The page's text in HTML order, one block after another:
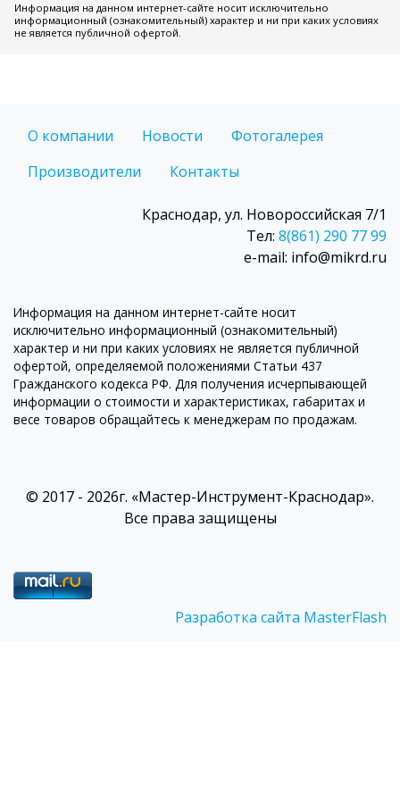
Информация на данном интернет-сайте носит исключительно
информационный (ознакомительный) характер и ни при каких условиях
не является публичной офертой.
О компании Новости
Фотогалерея
Производители
Контакты
Краснодар, ул. Новороссийская 7/1
Тел: 8(861) 290 77 99
e-mail: info@mikrd.ru
Информация на данном интернет-сайте носит
исключительно информационный (ознакомительный)
характер и ни при каких условиях не является публичной
офертой, определяемой положениями Статьи 437
Гражданского кодекса РФ. Для получения исчерпывающей
информации о стоимости и характеристиках, габаритах и
весе товаров обращайтесь к менеджерам по продажам.
© 2017 - 2026г. «Мастер-Инструмент-Краснодар».
Все права защищены
Разработка сайта MasterFlash